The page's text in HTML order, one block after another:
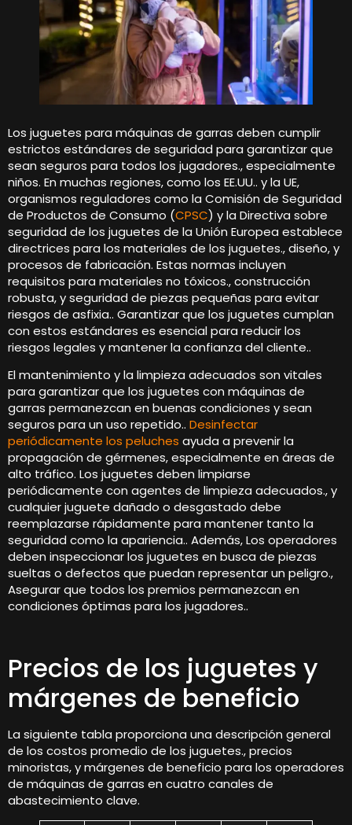
Los juguetes para máquinas de garras deben cumplir
estrictos estándares de seguridad para garantizar que
sean seguros para todos los jugadores., especialmente
niños. En muchas regiones, como los EE.UU.. y la UE,
organismos reguladores como la Comisión de Seguridad
de Productos de Consumo (CPSC) y la Directiva sobre
seguridad de los juguetes de la Unión Europea establece
directrices para los materiales de los juguetes., diseño, y
procesos de fabricación. Estas normas incluyen
requisitos para materiales no tóxicos., construcción
robusta, y seguridad de piezas pequeñas para evitar
riesgos de asfixia.. Garantizar que los juguetes cumplan
con estos estándares es esencial para reducir los
riesgos legales y mantener la confianza del cliente..
El mantenimiento y la limpieza adecuados son vitales
para garantizar que los juguetes con máquinas de
garras permanezcan en buenas condiciones y sean
seguros para un uso repetido.. Desinfectar
periódicamente los peluches ayuda a prevenir la
propagación de gérmenes, especialmente en áreas de
alto tráfico. Los juguetes deben limpiarse
periódicamente con agentes de limpieza adecuados., y
cualquier juguete dañado o desgastado debe
reemplazarse rápidamente para mantener tanto la
seguridad como la apariencia.. Además, Los operadores
deben inspeccionar los juguetes en busca de piezas
sueltas o defectos que puedan representar un peligro.,
Asegurar que todos los premios permanezcan en
condiciones óptimas para los jugadores..
Precios de los juguetes y
márgenes de beneficio
La siguiente tabla proporciona una descripción general
de los costos promedio de los juguetes., precios
minoristas, y márgenes de beneficio para los operadores
de máquinas de garras en cuatro canales de
abastecimiento clave.